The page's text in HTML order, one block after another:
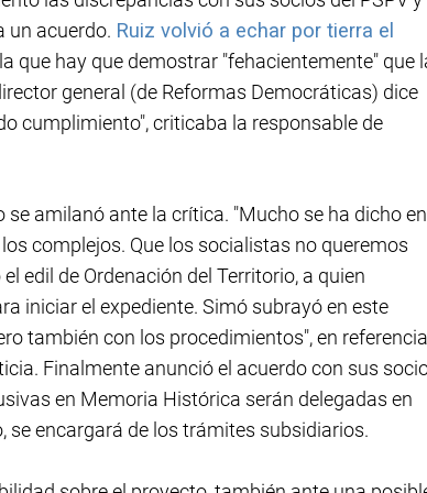
un acuerdo. Ruiz volvió a echar por tierra el
que hay que demostrar "fehacientemente" que
general (de Reformas Democráticas) dice
cumplimiento", criticaba la responsable de
se amilanó ante la crítica. "Mucho se ha dicho en
complejos. Que los socialistas no queremos
edil de Ordenación del Territorio, a quien
iniciar el expediente. Simó subrayó en este
también con los procedimientos", en
Finalmente anunció el acuerdo con sus
en Memoria Histórica serán delegadas en
se encargará de los trámites subsidiarios.